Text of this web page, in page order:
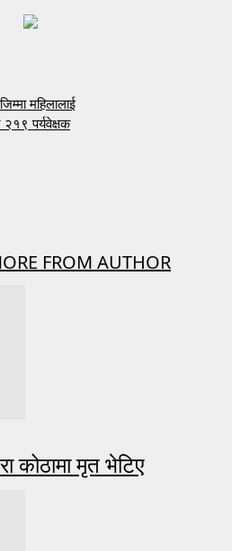
महिलालाई
२१९ पर्यवेक्षक
FROM AUTHOR
कोठामा मृत भेटिए